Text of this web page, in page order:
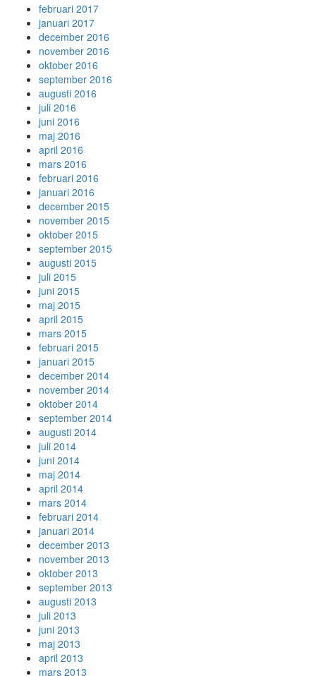
februari 2017
januari 2017
december 2016
november 2016
oktober 2016
september 2016
augusti 2016
juli 2016
juni 2016
maj 2016
april 2016
mars 2016
februari 2016
januari 2016
december 2015
november 2015
oktober 2015
september 2015
augusti 2015
juli 2015
juni 2015
maj 2015
april 2015
mars 2015
februari 2015
januari 2015
december 2014
november 2014
oktober 2014
september 2014
augusti 2014
juli 2014
juni 2014
maj 2014
april 2014
mars 2014
februari 2014
januari 2014
december 2013
november 2013
oktober 2013
september 2013
augusti 2013
juli 2013
juni 2013
maj 2013
april 2013
mars 2013